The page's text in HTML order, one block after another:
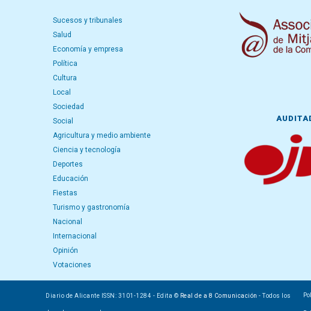
Sucesos y tribunales
Salud
Economía y empresa
Política
Cultura
Local
Sociedad
Social
Agricultura y medio ambiente
Ciencia y tecnología
Deportes
Educación
Fiestas
Turismo y gastronomía
Nacional
Internacional
Opinión
Votaciones
Diario de Alicante ISSN: 3101-1284 - Edita © Real de a 8 Comunicación - Todos los